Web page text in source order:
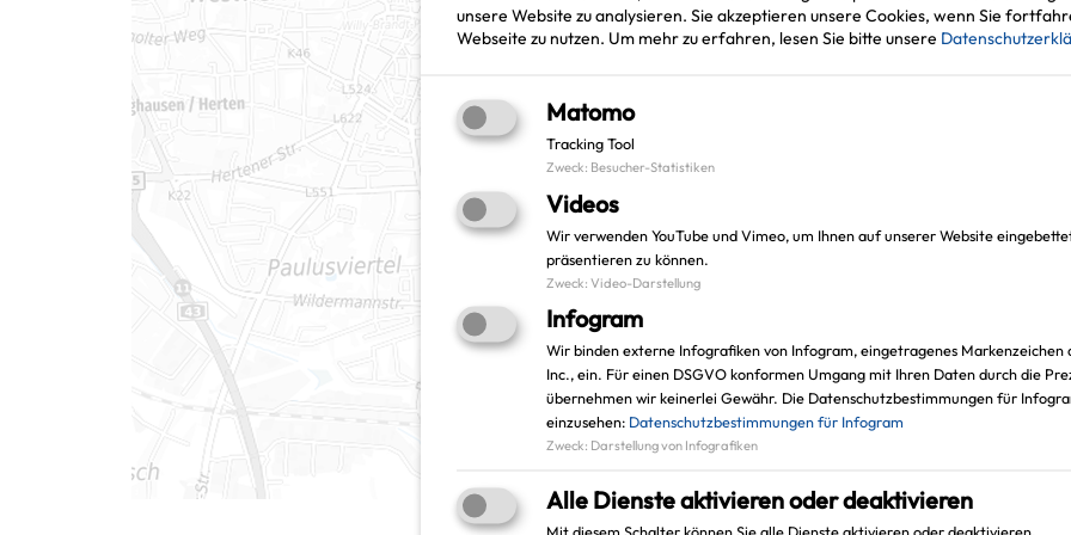
Leaflet ©OpenStreetMap contributors | weitere Lizenzen
Kurt-
unsere Website zu analysieren. Sie akzeptieren unsere Cookies, wenn Sie
Webseite zu nutzen. Um mehr zu erfahren, lesen Sie bitte unsere
Matomo
Tracking Tool
Zweck: Besucher-Statistiken
Videos
Wir verwenden YouTube und Vimeo, um Ihnen auf unserer Website
präsentieren zu können.
Zweck: Video-Darstellung
Infogram
Wir binden externe Infografiken von Infogram, eingetragenes Markenzeichen
Inc., ein. Für einen DSGVO konformen Umgang mit Ihren Daten durch die
übernehmen wir keinerlei Gewähr. Die Datenschutzbestimmungen für
einzusehen: Datenschutzbestimmungen für Infogram
Zweck: Darstellung von Infografiken
Alle Dienste aktivieren oder deaktivieren